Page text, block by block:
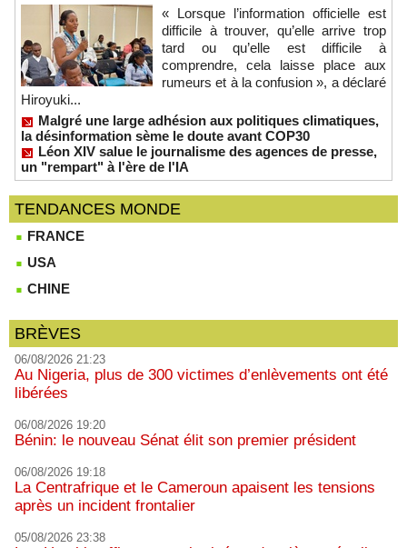
« Lorsque l’information officielle est
difficile à trouver, qu’elle arrive trop
tard ou qu’elle est difficile à
comprendre, cela laisse place aux
rumeurs et à la confusion », a déclaré
Hiroyuki...
Malgré une large adhésion aux politiques climatiques,
la désinformation sème le doute avant COP30
Léon XIV salue le journalisme des agences de presse,
un "rempart" à l'ère de l'IA
TENDANCES MONDE
FRANCE
USA
CHINE
BRÈVES
06/08/2026 21:23
Au Nigeria, plus de 300 victimes d’enlèvements ont été
libérées
06/08/2026 19:20
Bénin: le nouveau Sénat élit son premier président
06/08/2026 19:18
La Centrafrique et le Cameroun apaisent les tensions
après un incident frontalier
05/08/2026 23:38